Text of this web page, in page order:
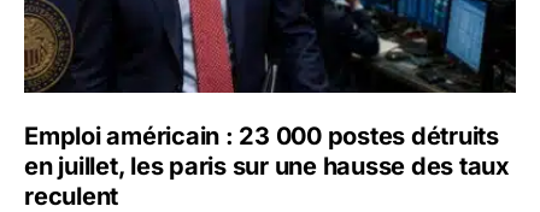
Emploi américain : 23 000 postes détruits
en juillet, les paris sur une hausse des taux
reculent